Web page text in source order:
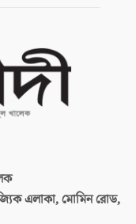
এলাকা, মোমিন রোড,